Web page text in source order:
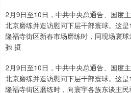
2月9日至10日，中共中央总通告、国度
北京磨练并造访慰问下层干部寰球。这
隆福寺街区新春市场磨练时，同现场寰
驰 摄
2月9日至10日，中共中央总通告、国度
北京磨练并造访慰问下层干部寰球。这
隆福寺街区磨练时，向寰宇各族东谈主